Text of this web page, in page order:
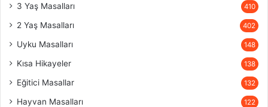
3 Yaş Masalları 410
2 Yaş Masalları 402
Uyku Masalları 148
Kısa Hikayeler 138
Eğitici Masallar 132
Hayvan Masalları 122